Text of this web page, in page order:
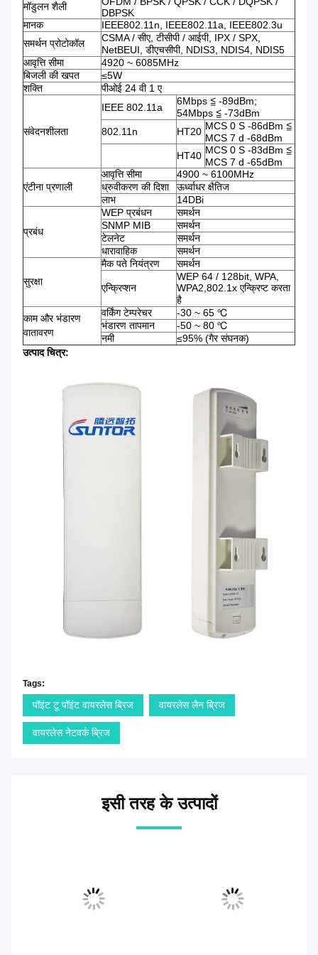
मॉडुलन शैली
DBPSK
मानक
IEEE802.11n, IEEE802.11a, IEEE802.3u
समर्थन प्रोटोकॉल
CSMA / सीए, टीसीपी / आईपी, IPX / SPX,
NetBEUI, डीएचसीपी, NDIS3, NDIS4, NDIS5
आवृत्ति सीमा
4920 ~ 6085MHz
बिजली की खपत
≤5W
शक्ति
पीओई 24 वी 1 ए
संवेदनशीलता
IEEE 802.11a
6Mbps ≦ -89dBm;
54Mbps ≦ -73dBm
802.11n
HT20 MCS 0 S -86dBm ≦
MCS 7 d -68dBm
HT40 MCS 0 S -83dBm ≦
MCS 7 d -65dBm
एंटीना प्रणाली
आवृत्ति सीमा
4900 ~ 6100MHz
ध्रुवीकरण की दिशा
ऊर्ध्वाधर क्षैतिज
लाभ
14DBi
प्रबंध
WEP प्रबंधन
समर्थन
SNMP MIB
समर्थन
टेलनेट
समर्थन
धारावाहिक
समर्थन
सुरक्षा
मैक पते नियंत्रण समर्थन
एन्क्रिप्शन
WEP 64 / 128bit, WPA,
WPA2,802.1x एन्क्रिप्ट करता
है
काम और भंडारण
वातावरण
वर्किंग टेम्परेचर
-30 ~ 65 ℃
भंडारण तापमान
-50 ~ 80 ℃
नमी
≤95% (गैर संघनक)
उत्पाद चित्र:
Tags:
पॉइंट टू पॉइंट वायरलेस ब्रिज वायरलेस लैन ब्रिज
वायरलेस नेटवर्क ब्रिज
इसी तरह के उत्पादों